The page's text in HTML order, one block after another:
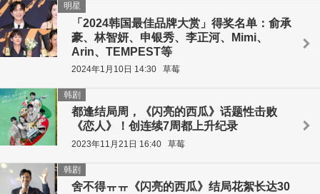
「2024韩国最佳品牌大赏」得奖名单：俞承
豪、林智妍、申银秀、李正河、Mimi、
Arin、TEMPEST等
明星
2024年1月10日 14:30 草莓
都逢结局周，《闪亮的西瓜》话题性击败
《恋人》！创连续7周都上升纪录
韩剧
2023年11月21日 16:40 草莓
舍不得ㅠㅠ《闪亮的西瓜》结局花絮长达30
韩剧